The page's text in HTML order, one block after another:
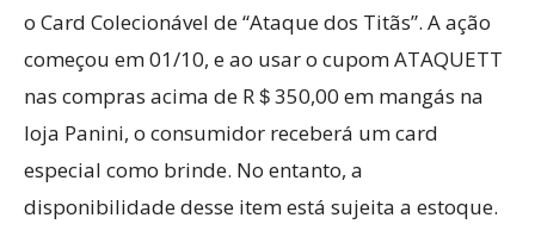
o Card Colecionável de “Ataque dos Titãs”. A ação
começou em 01/10, e ao usar o cupom ATAQUETT
nas compras acima de R＄350,00 em mangás na
loja Panini, o consumidor receberá um card
especial como brinde. No entanto, a
disponibilidade desse item está sujeita a estoque.